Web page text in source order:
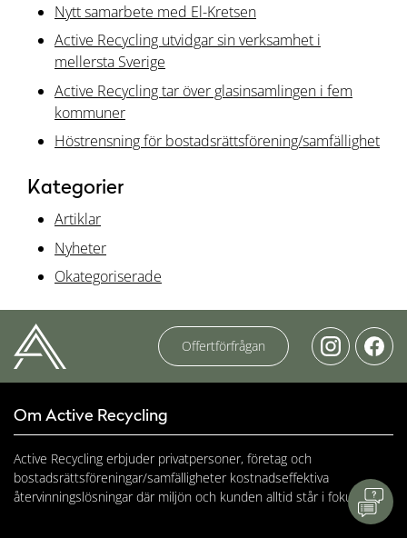
Nytt samarbete med El-Kretsen
Active Recycling utvidgar sin verksamhet i
mellersta Sverige
Active Recycling tar över glasinsamlingen i fem
kommuner
Höstrensning för bostadsrättsförening/samfällighet
Kategorier
Artiklar
Nyheter
Okategoriserade
Offertförfrågan
Om Active Recycling
Active Recycling erbjuder privatpersoner, företag och
bostadsrättsföreningar/samfälligheter kostnadseffektiva
återvinningslösningar där miljön och kunden alltid står i fokus.